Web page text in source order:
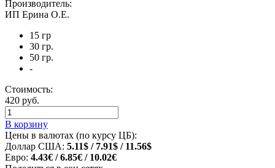
Производитель:
ИП Ерина О.Е.
15 гр
30 гр.
50 гр.
-
Стоимость:
420 руб.
В корзину
Цены в валютах (по курсу ЦБ):
Доллар США: 5.11$ / 7.91$ / 11.56$
Евро: 4.43€ / 6.85€ / 10.02€